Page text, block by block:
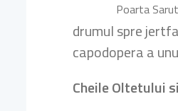
Poarta
drumul spre
capodopera a
Cheile Oltetului